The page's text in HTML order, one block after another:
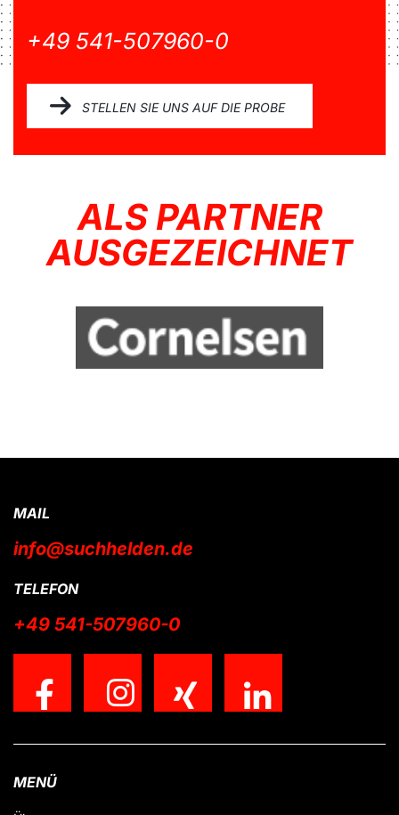
+49 541-507960-0
STELLEN SIE UNS AUF DIE PROBE
ALS PARTNER
AUSGEZEICHNET
MAIL
info@suchhelden.de
TELEFON
+49 541-507960-0
MENÜ